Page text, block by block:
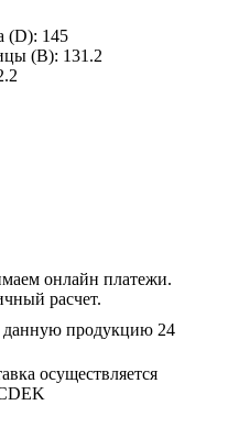
(D): 145
(B): 131.2
онлайн платежи.
расчет.
данную продукцию 24
осуществляется